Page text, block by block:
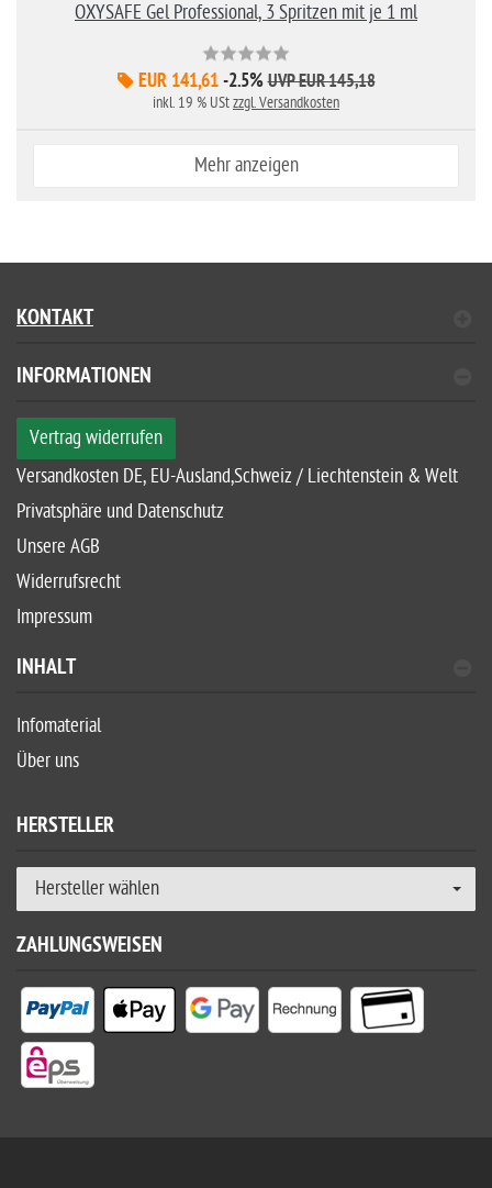
OXYSAFE Gel Professional, 3 Spritzen mit je 1 ml
EUR 141,61 -2.5% UVP EUR 145,18
inkl. 19 % UStzzgl. Versandkosten
Mehr anzeigen
KONTAKT
INFORMATIONEN
Vertrag widerrufen
Versandkosten DE, EU-Ausland,Schweiz / Liechtenstein & Welt
Privatsphäre und Datenschutz
Unsere AGB
Widerrufsrecht
Impressum
INHALT
Infomaterial
Über uns
HERSTELLER
Hersteller wählen
ZAHLUNGSWEISEN